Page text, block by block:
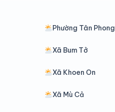
Phường Tân Phong
Xã Bum Tở
Xã Khoen On
Xã Mù Cả